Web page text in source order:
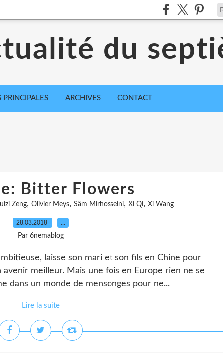
du
PRINCIPALES ARCHIVES CONTACT
Bitter Flowers
Zeng, Olivier Meys, Sâm Mirhosseini, Xi Qi, Xi Wang
28.03.2018 …
Par 6nemablog
laisse son mari et son fils en Chine pour
meilleur. Mais une fois en Europe rien ne se
dans un monde de mensonges pour ne...
Lire la suite